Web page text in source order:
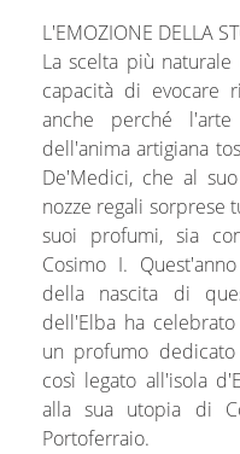
L'EMOZIONE DELLA
La scelta più
capacità di evocare
anche perché
dell'anima artigiana
De'Medici, che al
nozze regali sorprese
suoi profumi, sia
Cosimo I.
della nascita di
dell'Elba ha
un profumo
così legato all'isola
alla sua utopia di
Portoferraio.